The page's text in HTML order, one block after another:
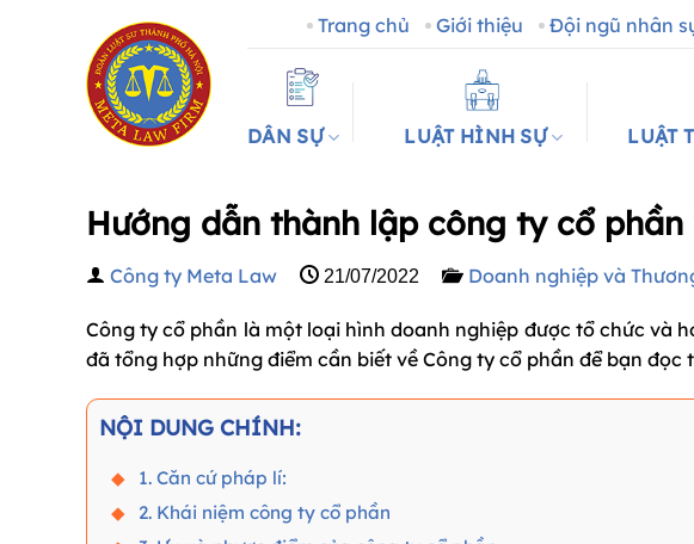
Trang chủ Giới thiệu Đội ngũ nhân
DÂN SỰ LUẬT HÌNH SỰ LUẬT
Hướng dẫn thành lập công ty cổ phần
Công ty Meta Law 21/07/2022 Doanh nghiệp và
Công ty cổ phần là một loại hình doanh nghiệp được tổ chức và
đã tổng hợp những điểm cần biết về Công ty cổ phần để bạn đọc
NỘI DUNG CHÍNH:
1. Căn cứ pháp lí:
2. Khái niệm công ty cổ phần